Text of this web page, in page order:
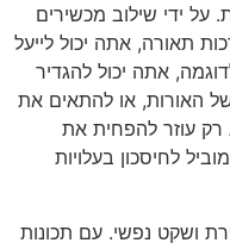
על ידי שילוב מכשירים
תאורה, אתה יכול לייעל
אתה יכול להגדיר
של האורות, או להתאים את
עוזר להפחית את
לחיסכון בעלויות
ושקט נפשי. עם תכונות